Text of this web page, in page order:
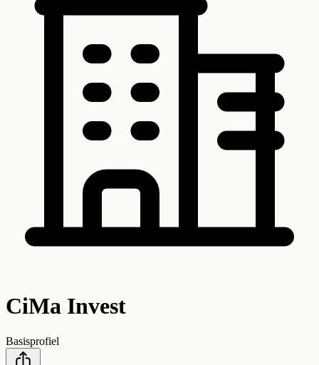
CiMa Invest
Basisprofiel